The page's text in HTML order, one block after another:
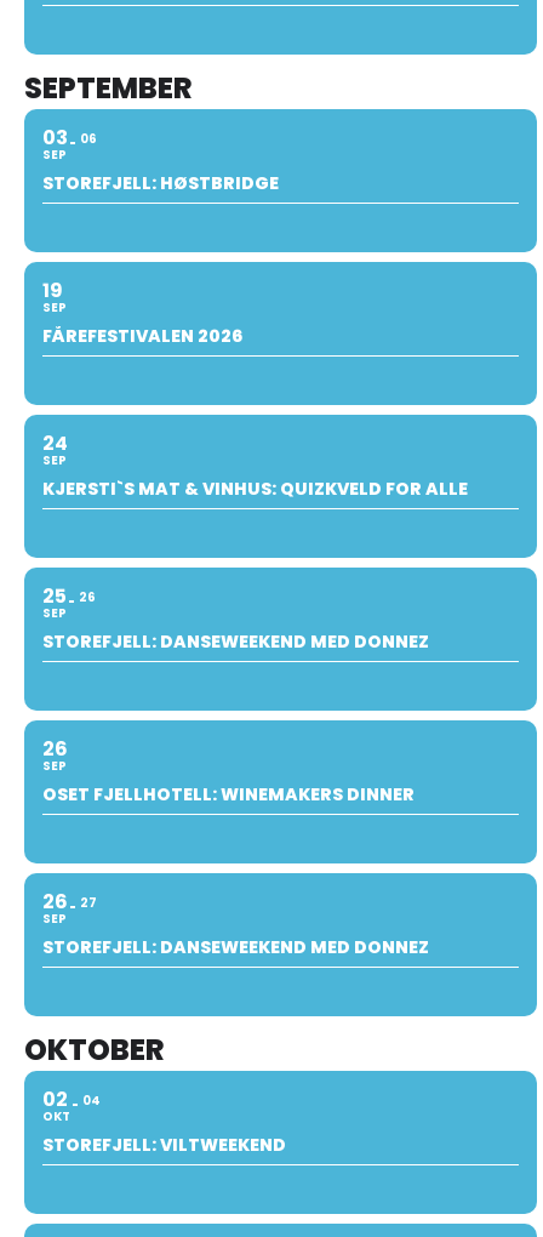
SEPTEMBER
03
SEP
06
STOREFJELL: HØSTBRIDGE
19
SEP
FÅREFESTIVALEN 2026
24
SEP
KJERSTI`S MAT & VINHUS: QUIZKVELD FOR ALLE
25
SEP
26
STOREFJELL: DANSEWEEKEND MED DONNEZ
26
SEP
OSET FJELLHOTELL: WINEMAKERS DINNER
26
SEP
27
STOREFJELL: DANSEWEEKEND MED DONNEZ
OKTOBER
02
OKT
04
STOREFJELL: VILTWEEKEND